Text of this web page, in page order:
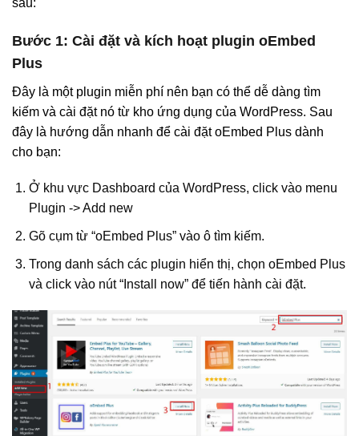
Bước 1: Cài đặt và kích hoạt plugin oEmbed
Plus
Đây là một plugin miễn phí nên bạn có thể dễ dàng tìm
kiếm và cài đặt nó từ kho ứng dụng của WordPress. Sau
đây là hướng dẫn nhanh để cài đặt oEmbed Plus dành
cho bạn:
Ở khu vực Dashboard của WordPress, click vào menu
Plugin -> Add new
Gõ cụm từ “oEmbed Plus” vào ô tìm kiếm.
Trong danh sách các plugin hiển thị, chọn oEmbed Plus
và click vào nút “Install now” để tiến hành cài đặt.